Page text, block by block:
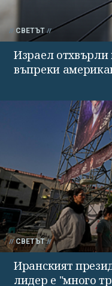
СВЕТЪТ
Израел отхвърли
въпреки
СВЕТЪТ
Иранският
лидер е "много